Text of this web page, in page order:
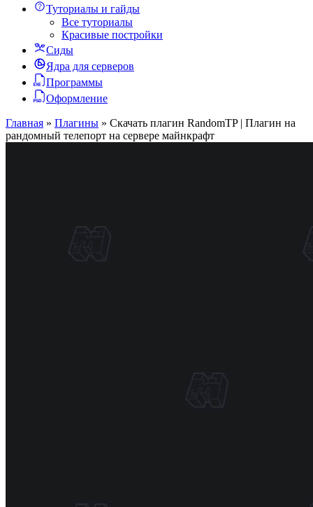
Туториалы и гайды
Все туториалы
Красивые постройки
Сиды
Ядра для серверов
Программы
Оформление
Главная » Плагины » Скачать плагин RandomTP | Плагин на
рандомный телепорт на сервере майнкрафт